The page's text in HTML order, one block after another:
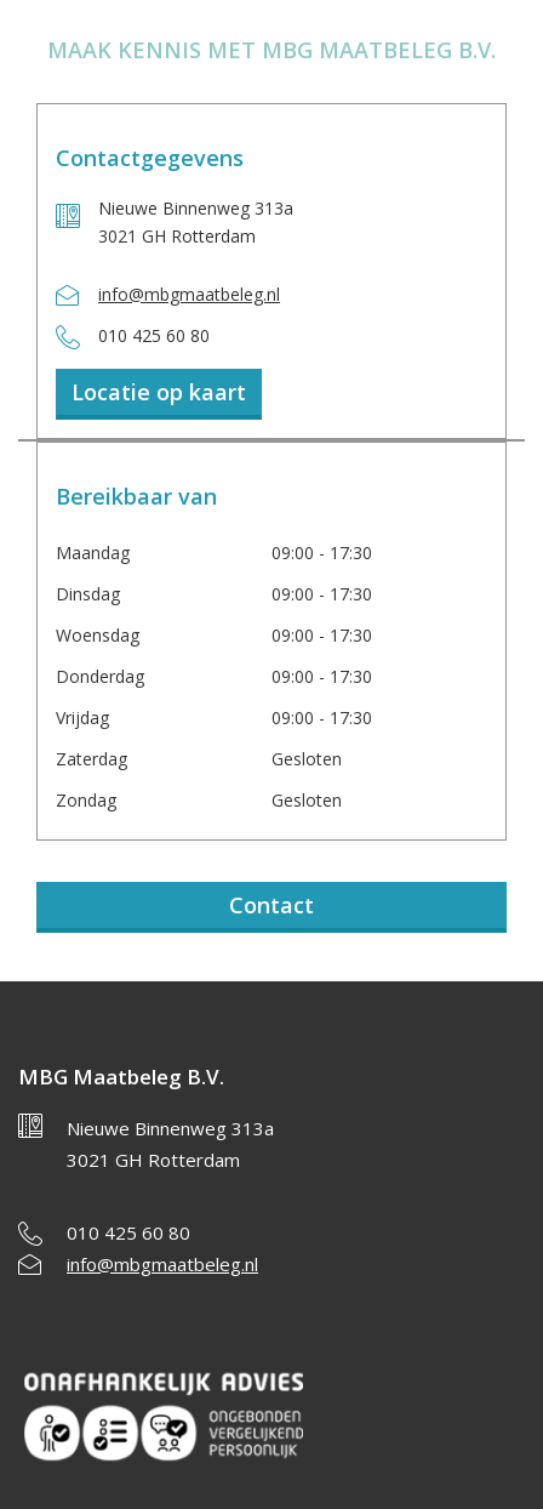
MAAK KENNIS MET MBG MAATBELEG B.V.
Contactgegevens
Nieuwe Binnenweg 313a
3021 GH Rotterdam
info@mbgmaatbeleg.nl
010 425 60 80
Locatie op kaart
Bereikbaar van
Maandag
Dinsdag
Woensdag
Donderdag
Vrijdag
Zaterdag
Zondag
09:00 - 17:30
09:00 - 17:30
09:00 - 17:30
09:00 - 17:30
09:00 - 17:30
Gesloten
Gesloten
Contact
MBG Maatbeleg B.V.
Nieuwe Binnenweg 313a
3021 GH Rotterdam
010 425 60 80
info@mbgmaatbeleg.nl